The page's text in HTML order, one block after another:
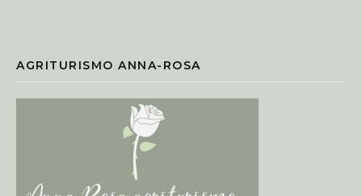
AGRITURISMO ANNA-ROSA